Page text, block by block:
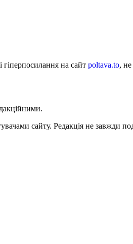
гіперпосилання на сайт poltava.to,
сайту. Редакція не завжди